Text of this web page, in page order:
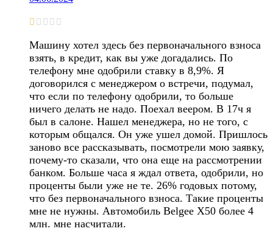
Машину хотел здесь без первоначального взноса
взять, в кредит, как вы уже догадались. По
телефону мне одобрили ставку в 8,9%. Я
договорился с менеджером о встречи, подумал,
что если по телефону одобрили, то больше
ничего делать не надо. Поехал веером. В 17ч я
был в салоне. Нашел менеджера, но не того, с
которым общался. Он уже ушел домой. Пришлось
заново все рассказывать, посмотрели мою заявку,
почему-то сказали, что она еще на рассмотрении
банком. Больше часа я ждал ответа, одобрили, но
проценты были уже не те. 26% годовых потому,
что без первоначального взноса. Такие проценты
мне не нужны. Автомобиль Belgee X50 более 4
млн. мне насчитали.